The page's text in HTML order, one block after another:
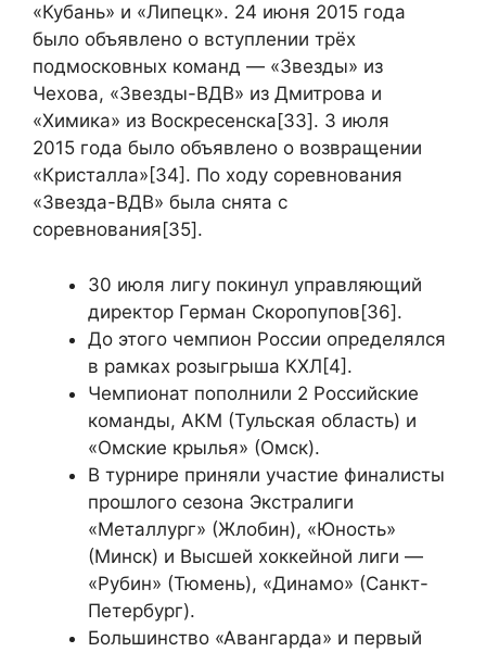
«Кубань» и «Липецк». 24 июня 2015 года
было объявлено о вступлении трёх
подмосковных команд — «Звезды» из
Чехова, «Звезды-ВДВ» из Дмитрова и
«Химика» из Воскресенска[33]. 3 июля
2015 года было объявлено о возвращении
«Кристалла»[34]. По ходу соревнования
«Звезда-ВДВ» была снята с
соревнования[35].
30 июля лигу покинул управляющий
директор Герман Скоропупов[36].
До этого чемпион России определялся
в рамках розыгрыша КХЛ[4].
Чемпионат пополнили 2 Российские
команды, АКМ (Тульская область) и
«Омские крылья» (Омск).
В турнире приняли участие финалисты
прошлого сезона Экстралиги
«Металлург» (Жлобин), «Юность»
(Минск) и Высшей хоккейной лиги —
«Рубин» (Тюмень), «Динамо» (Санкт-
Петербург).
Большинство «Авангарда» и первый